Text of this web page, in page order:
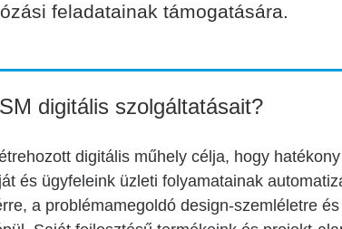
feladatainak támogatására.
digitális szolgáltatásait?
digitális műhely célja, hogy
és ügyfeleink üzleti folyamatainak
a problémamegoldó design-szemléletre